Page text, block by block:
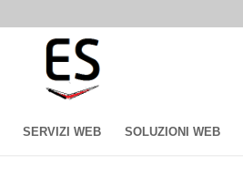
SERVIZI WEB SOLUZIONI WEB